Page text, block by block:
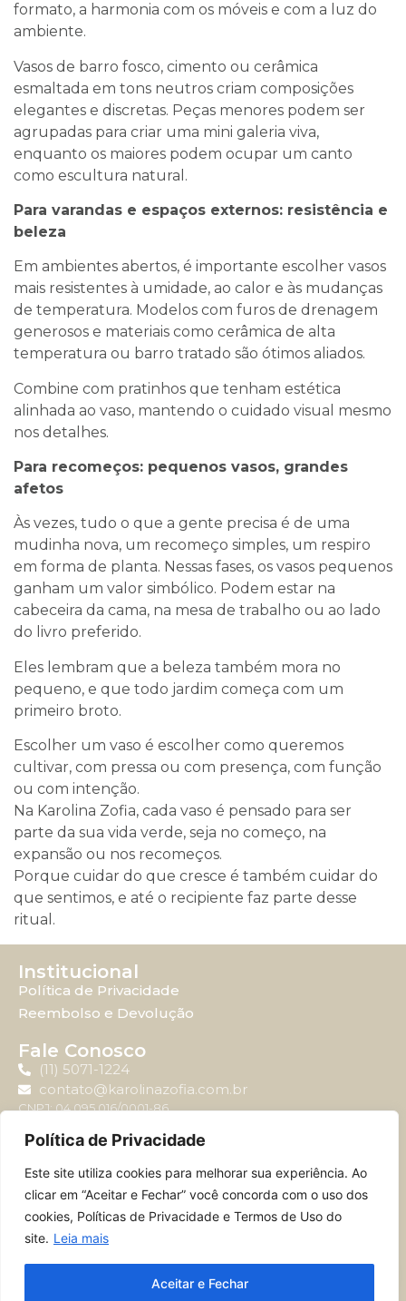
Política de Privacidade
Este site utiliza cookies para melhorar sua experiência. Ao
clicar em “Aceitar e Fechar” você concorda com o uso dos
cookies, Políticas de Privacidade e Termos de Uso do
site. Leia mais
Aceitar e Fechar
formato, a harmonia com os móveis e com a luz do
ambiente.
Vasos de barro fosco, cimento ou cerâmica
esmaltada em tons neutros criam composições
elegantes e discretas. Peças menores podem ser
agrupadas para criar uma mini galeria viva,
enquanto os maiores podem ocupar um canto
como escultura natural.
Para varandas e espaços externos: resistência e
beleza
Em ambientes abertos, é importante escolher vasos
mais resistentes à umidade, ao calor e às mudanças
de temperatura. Modelos com furos de drenagem
generosos e materiais como cerâmica de alta
temperatura ou barro tratado são ótimos aliados.
Combine com pratinhos que tenham estética
alinhada ao vaso, mantendo o cuidado visual mesmo
nos detalhes.
Para recomeços: pequenos vasos, grandes
afetos
Às vezes, tudo o que a gente precisa é de uma
mudinha nova, um recomeço simples, um respiro
em forma de planta. Nessas fases, os vasos pequenos
ganham um valor simbólico. Podem estar na
cabeceira da cama, na mesa de trabalho ou ao lado
do livro preferido.
Eles lembram que a beleza também mora no
pequeno, e que todo jardim começa com um
primeiro broto.
Escolher um vaso é escolher como queremos
cultivar, com pressa ou com presença, com função
ou com intenção.
Na Karolina Zofia, cada vaso é pensado para ser
parte da sua vida verde, seja no começo, na
expansão ou nos recomeços.
Porque cuidar do que cresce é também cuidar do
que sentimos, e até o recipiente faz parte desse
ritual.
Institucional
Política de Privacidade
Reembolso e Devolução
Fale Conosco
(11) 5071-1224
contato@karolinazofia.com.br
CNPJ: 04.095.016/0001-86
Horário de atendimento: Segunda-feira à sexta-feira
das 09:00 até 17:00.
© 2024 – MERCSWISS BRASIL JARDINS E EDITORA LTDA – 04.095.016/0001-
86